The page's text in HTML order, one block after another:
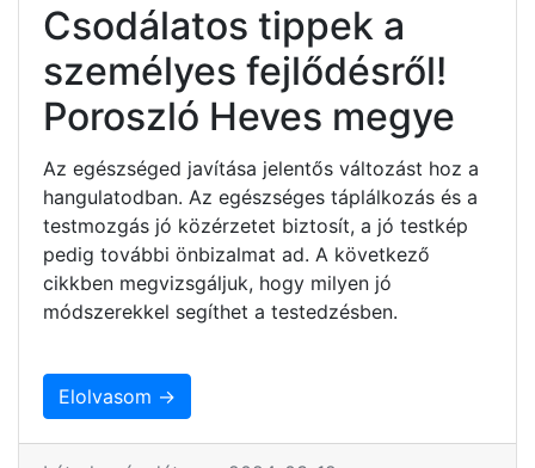
Csodálatos tippek a
személyes fejlődésről!
Poroszló Heves megye
Az egészséged javítása jelentős változást hoz a
hangulatodban. Az egészséges táplálkozás és a
testmozgás jó közérzetet biztosít, a jó testkép
pedig további önbizalmat ad. A következő
cikkben megvizsgáljuk, hogy milyen jó
módszerekkel segíthet a testedzésben.
Elolvasom →